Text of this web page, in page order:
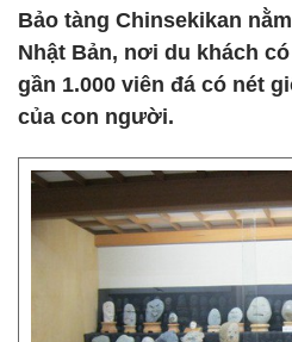
Bảo tàng Chinsekikan
Nhật Bản, nơi du khách
gần 1.000 viên đá có nét
của con người.